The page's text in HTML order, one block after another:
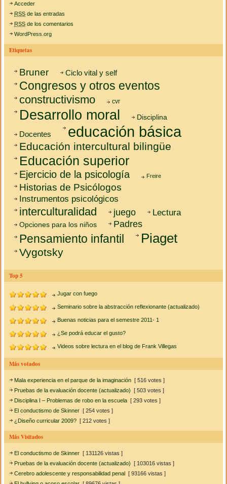
Acceder
RSS de las entradas
RSS de los comentarios
WordPress.org
Etiquetas
Bruner Ciclo vital y self
Congresos y otros eventos
constructivismo cvr
Desarrollo moral Disciplina
Docentes educación básica
Educación intercultural bilingüe
Educación superior
Ejercicio de la psicología Freire
Historias de Psicólogos
Instrumentos psicológicos
interculturalidad juego Lectura
Opciones para los niños Padres
Pensamiento infantil Piaget
Vygotsky
Top 5
Jugar con fuego
Seminario sobre la abstracción reflexionante (actualizado)
Buenas noticias para el semestre 2011- 1
¿Se podrá educar el gusto?
Videos sobre lectura en el blog de Frank Villegas
Más votados
Mala experiencia en el parque de la imaginación [ 516 votes ]
Pruebas de la evaluación docente (actualizado) [ 503 votes ]
Disciplina I – Problemas de robo en la escuela [ 293 votes ]
El conductismo de Skinner [ 254 votes ]
¿Diseño curricular 2009? [ 212 votes ]
Más Visitados
El conductismo de Skinner [ 131126 vistas ]
Pruebas de la evaluación docente (actualizado) [ 103016 vistas ]
Cerebro adolescente y responsabilidad penal [ 93166 vistas ]